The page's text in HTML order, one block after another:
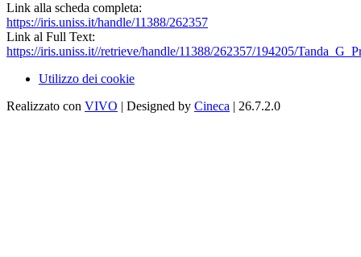
Link alla scheda completa:
https://iris.uniss.it/handle/11388/262357
Link al Full Text:
https://iris.uniss.it//retrieve/handle/11388/262357/194205/
Utilizzo dei cookie
Realizzato con VIVO | Designed by Cineca | 26.7.2.0